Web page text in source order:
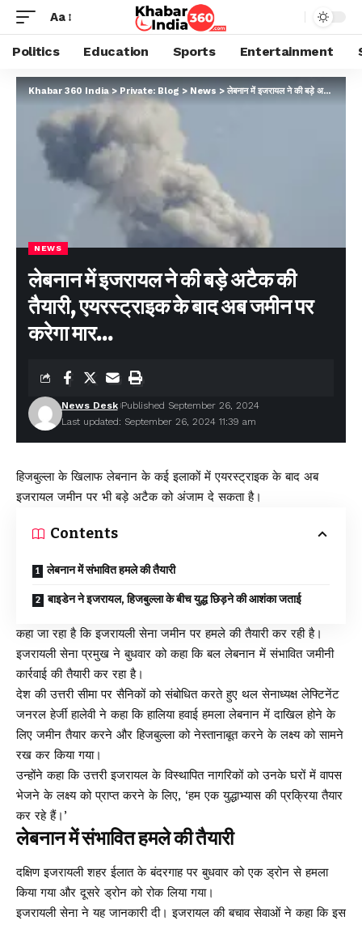
Aa
Politics Education Sports Entertainment
Khabar 360 India> Private: Blog > News > लेबनान में इजरायल ने की बड़े अटैक की तैयारी, एयरस्ट्राइक के बाद अब जमीन पर करेगा मार…
NEWS
लेबनान में इजरायल ने की बड़े अटैक की
तैयारी, एयरस्ट्राइक के बाद अब जमीन पर
करेगा मार…
Last updated: September 26, 2024 11:39 am
News Desk Published September 26, 2024
हिजबुल्ला के खिलाफ लेबनान के कई इलाकों में एयरस्ट्राइक के बाद अब
इजरायल जमीन पर भी बड़े अटैक को अंजाम दे सकता है।
Contents
लेबनान में संभावित हमले की तैयारी
बाइडेन ने इजरायल, हिजबुल्ला के बीच युद्ध छिड़ने की आशंका जताई
कहा जा रहा है कि इजरायली सेना जमीन पर हमले की तैयारी कर रही है।
इजरायली सेना प्रमुख ने बुधवार को कहा कि बल लेबनान में संभावित जमीनी
कार्रवाई की तैयारी कर रहा है।
देश की उत्तरी सीमा पर सैनिकों को संबोधित करते हुए थल सेनाध्यक्ष लेफ्टिनेंट
जनरल हेर्जी हालेवी ने कहा कि हालिया हवाई हमला लेबनान में दाखिल होने के
लिए जमीन तैयार करने और हिजबुल्ला को नेस्तानाबूत करने के लक्ष्य को सामने
रख कर किया गया।
उन्होंने कहा कि उत्तरी इजरायल के विस्थापित नागरिकों को उनके घरों में वापस
भेजने के लक्ष्य को प्राप्त करने के लिए, ‘हम एक युद्धाभ्यास की प्रक्रिया तैयार
कर रहे हैं।’
लेबनान में संभावित हमले की तैयारी
दक्षिण इजरायली शहर ईलात के बंदरगाह पर बुधवार को एक ड्रोन से हमला
किया गया और दूसरे ड्रोन को रोक लिया गया।
इजरायली सेना ने यह जानकारी दी। इजरायल की बचाव सेवाओं ने कहा कि इस